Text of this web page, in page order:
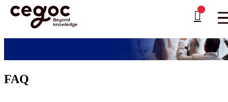
Skip to main content
Está aqui:Home > People Engagement Survey
FAQ